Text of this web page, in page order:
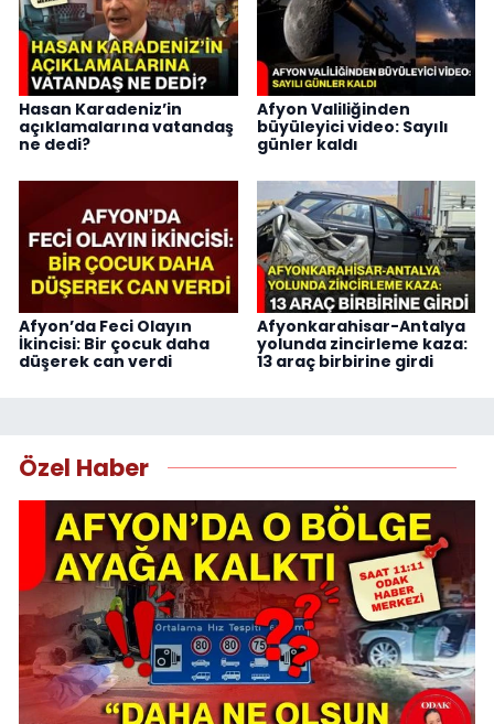
Hasan Karadeniz’in
açıklamalarına vatandaş
ne dedi?
Afyon Valiliğinden
büyüleyici video: Sayılı
günler kaldı
Afyon’da Feci Olayın
İkincisi: Bir çocuk daha
düşerek can verdi
Afyonkarahisar-Antalya
yolunda zincirleme kaza:
13 araç birbirine girdi
Özel Haber